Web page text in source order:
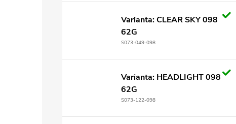
Varianta: CLEAR SKY 098
62G
S073-049-098
Varianta: HEADLIGHT 098
62G
S073-122-098